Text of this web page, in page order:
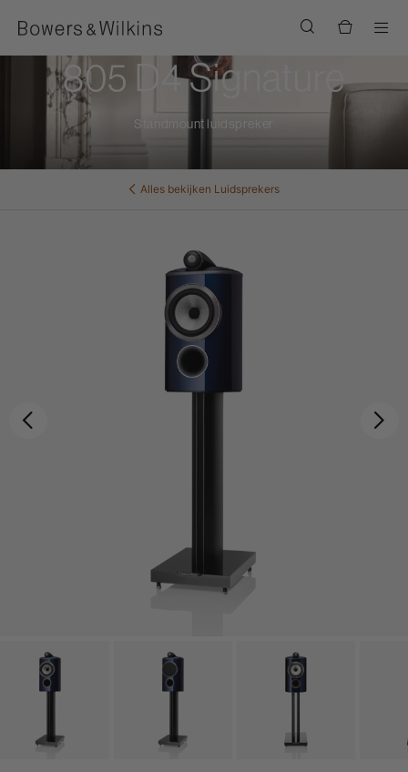
805 D4 Signature
Standmount luidspreker
Alles bekijken Luidsprekers